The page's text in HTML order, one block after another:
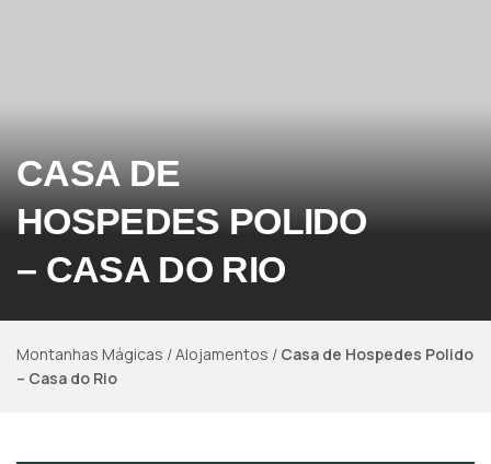
CASA DE
HOSPEDES POLIDO
– CASA DO RIO
Montanhas Mágicas /Alojamentos / Casa de Hospedes Polido
– Casa do Rio